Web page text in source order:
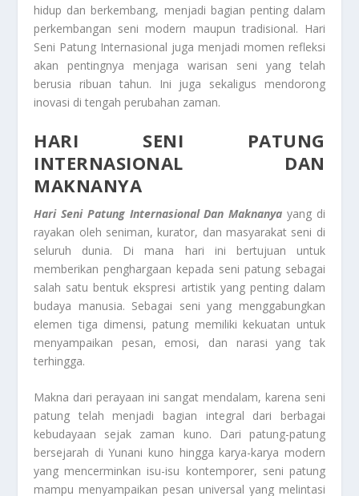
hidup dan berkembang, menjadi bagian penting dalam
perkembangan seni modern maupun tradisional. Hari
Seni Patung Internasional juga menjadi momen refleksi
akan pentingnya menjaga warisan seni yang telah
berusia ribuan tahun. Ini juga sekaligus mendorong
inovasi di tengah perubahan zaman.
HARI SENI PATUNG
INTERNASIONAL DAN
MAKNANYA
Hari Seni Patung Internasional Dan Maknanya yang di
rayakan oleh seniman, kurator, dan masyarakat seni di
seluruh dunia. Di mana hari ini bertujuan untuk
memberikan penghargaan kepada seni patung sebagai
salah satu bentuk ekspresi artistik yang penting dalam
budaya manusia. Sebagai seni yang menggabungkan
elemen tiga dimensi, patung memiliki kekuatan untuk
menyampaikan pesan, emosi, dan narasi yang tak
terhingga.
Makna dari perayaan ini sangat mendalam, karena seni
patung telah menjadi bagian integral dari berbagai
kebudayaan sejak zaman kuno. Dari patung-patung
bersejarah di Yunani kuno hingga karya-karya modern
yang mencerminkan isu-isu kontemporer, seni patung
mampu menyampaikan pesan universal yang melintasi